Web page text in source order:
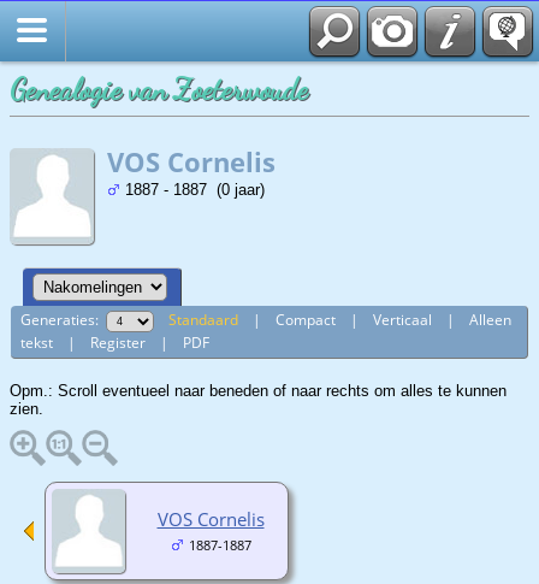
Genealogie van Zoeterwoude
VOS Cornelis
1887 - 1887 (0 jaar)
Generaties: Standaard |Compact |Verticaal |Alleen
tekst | Register | PDF
Opm.: Scroll eventueel naar beneden of naar rechts om alles te kunnen
zien.
VOS Cornelis
1887-1887